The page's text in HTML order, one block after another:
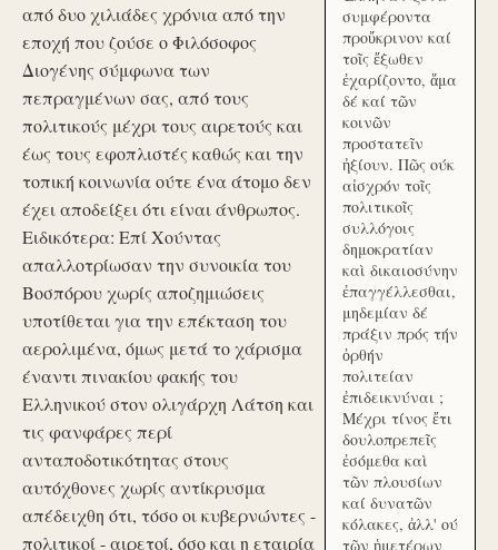
από δυο χιλιάδες χρόνια από την
εποχή που ζούσε ο Φιλόσοφος
Διογένης σύμφωνα των
πεπραγμένων σας, από τους
πολιτικούς μέχρι τους αιρετούς και
έως τους εφοπλιστές καθώς και την
τοπική κοινωνία ούτε ένα άτομο δεν
έχει αποδείξει ότι είναι άνθρωπος.
Ειδικότερα: Επί Χούντας
απαλλοτρίωσαν την συνοικία του
Βοσπόρου χωρίς αποζημιώσεις
υποτίθεται για την επέκταση του
αερολιμένα, όμως μετά το χάρισμα
έναντι πινακίου φακής του
Ελληνικού στον ολιγάρχη Λάτση και
τις φανφάρες περί
ανταποδοτικότητας στους
αυτόχθονες χωρίς αντίκρυσμα
απέδειχθη ότι, τόσο οι κυβερνώντες -
πολιτικοί - αιρετοί, όσο και η εταιρία
συμφέροντα
προὔκρινον καί
τοῖς ἔξωθεν
ἐχαρίζοντο, ἅμα
δέ καί τῶν
κοινῶν
προστατεῖν
ἠξίουν. Πῶς ούκ
αἰσχρόν τοῖς
πολιτικοῖς
συλλόγοις
δημοκρατίαν
καὶ δικαιοσύνην
ἐπαγγέλλεσθαι,
μηδεμίαν δέ
πράξιν πρός τήν
ὀρθήν
πολιτείαν
ἐπιδεικνύναι ;
Μέχρι τίνος ἔτι
δουλοπρεπεῖς
ἐσόμεθα καὶ
τῶν πλουσίων
καί δυνατῶν
κόλακες, ἀλλ' ού
τῶν ἡμετέρων